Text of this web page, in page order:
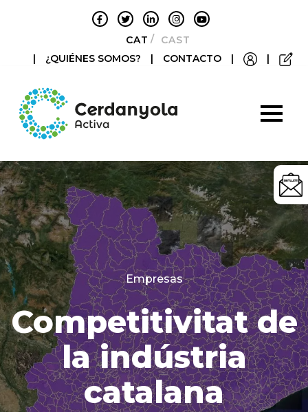
CATALÀCASTELLANO
|
¿QUIÉNES SOMOS? | CONTACTO | |
Categories
Empresas
Competitivitat de
la indústria
catalana